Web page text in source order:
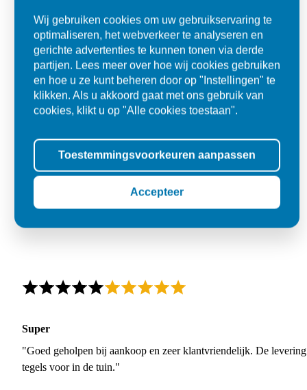
Super
"Goed geholpen bij aankoop en zeer klantvriendelijk. De
tegels voor in de tuin."
Wij gebruiken cookies om uw gebruikservaring te
optimaliseren, het webverkeer te analyseren en
gerichte advertenties te kunnen tonen via derde
partijen. Lees meer over hoe wij cookies gebruiken
en hoe u ze kunt beheren door op "Instellingen" te
klikken. Als u akkoord gaat met ons gebruik van
cookies, klikt u op "Alle cookies toestaan".
Toestemmingsvoorkeuren aanpassen
Accepteer